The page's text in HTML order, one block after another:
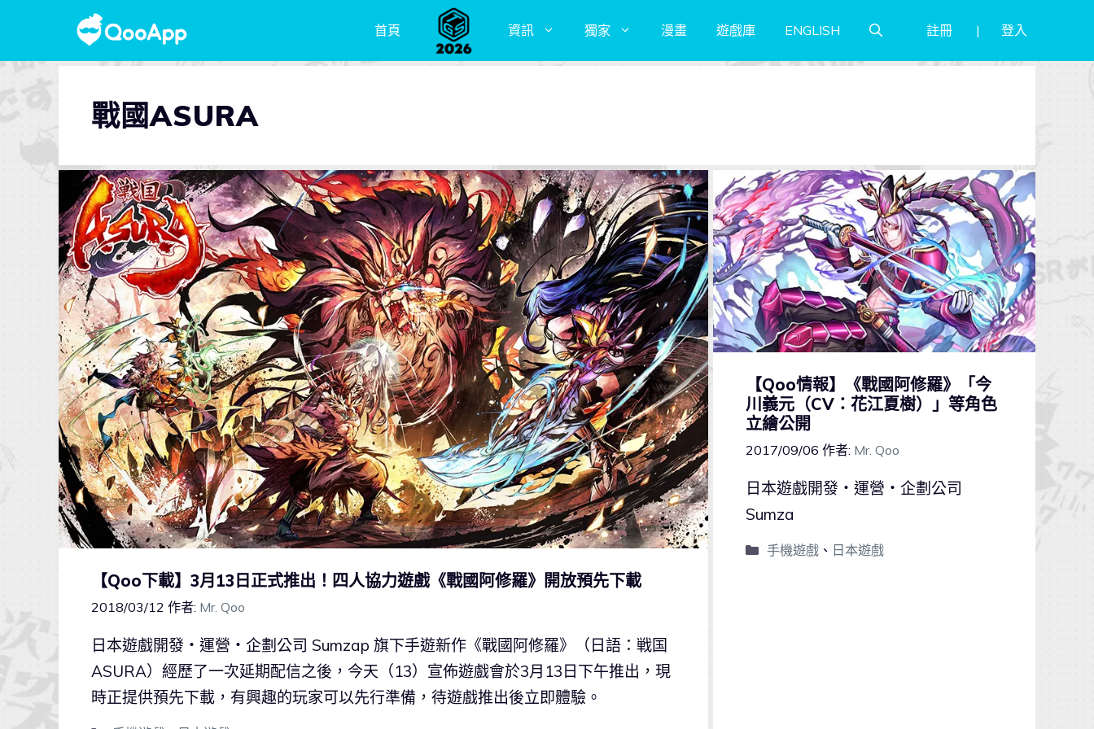
首頁 資訊 獨家 漫畫 遊戲庫 ENGLISH 註冊 登入
戰國ASURA
【Qoo下載】3月13日正式推出！四人協力遊戲《戰國阿修羅》開放預先下載
2018/03/12 作者: Mr. Qoo
日本遊戲開發‧運營‧企劃公司 Sumzap 旗下手遊新作《戰國阿修羅》（日語：戦国
ASURA）經歷了一次延期配信之後，今天（13）宣佈遊戲會於3月13日下午推出，現
時正提供預先下載，有興趣的玩家可以先行準備，待遊戲推出後立即體驗。
【Qoo情報】《戰國阿修羅》「今
川義元（CV：花江夏樹）」等角色
立繪公開
2017/09/06 作者: Mr. Qoo
日本遊戲開發‧運營‧企劃公司
Sumza
手機遊戲、 日本遊戲